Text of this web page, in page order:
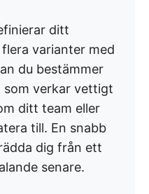
ditt
varianter med
du bestämmer
som verkar vettigt
ditt team eller
till. En snabb
dig från ett
senare.